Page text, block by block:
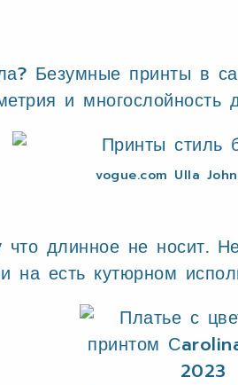
Безумные принты в
и многослойность
vogue.com Ulla
длинное не носит.
на есть кутюрном